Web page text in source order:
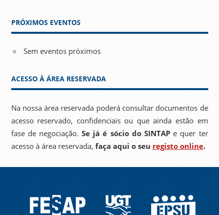
PRÓXIMOS EVENTOS
Sem eventos próximos
ACESSO À ÁREA RESERVADA
Na nossa área reservada poderá consultar documentos de
acesso reservado, confidenciais ou que ainda estão em
fase de negociação.Se já é sócio do SINTAPe quer ter
acesso à área reservada, faça aqui o seu registo online.
FESAP UGT EPSU